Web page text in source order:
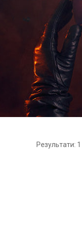
Результати: